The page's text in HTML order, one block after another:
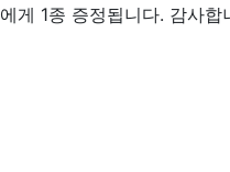
에게 1종 증정됩니다. 감사합